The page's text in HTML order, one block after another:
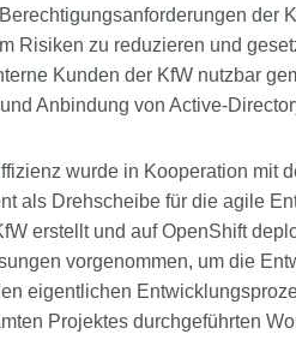
der
Risiken zu reduzieren und
Kunden der KfW nutzbar
Anbindung von Active-
wurde in Kooperation mit
als Drehscheibe für die agile
erstellt und auf OpenShift
vorgenommen, um die
eigentlichen
Projektes durchgeführten